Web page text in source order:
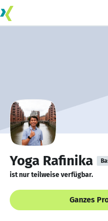
Yoga Rafinika
ist nur teilweise verfügbar.
Ganzes